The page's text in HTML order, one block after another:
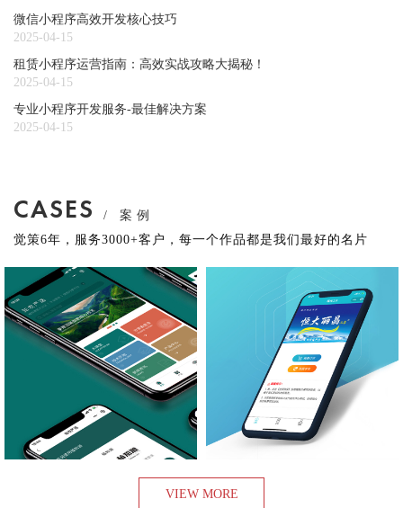
微信小程序高效开发核心技巧
2025-04-15
租赁小程序运营指南：高效实战攻略大揭秘！
2025-04-15
专业小程序开发服务-最佳解决方案
2025-04-15
CASES
/ 案例
觉策6年，服务3000+客户，每一个作品都是我们最好的名片
植农严选
查看项目
上海海事大学
查看项目
VIEW MORE